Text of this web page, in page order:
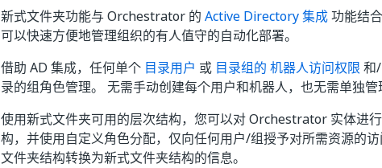
新式文件夹功能与 Orchestrator 的 Active Directory 集成功能结
可以快速方便地管理组织的有人值守的自动化部署。
借助 AD 集成，任何单个 目录用户 或 目录组的 机器人访问权限和
录的组角色管理。 无需手动创建每个用户和机器人，也无需单独管
使用新式文件夹可用的层次结构，您可以对 Orchestrator 实体进
构，并使用自定义角色分配，仅向任何用户/组授予对所需资源的
文件夹结构转换为新式文件夹结构的信息。